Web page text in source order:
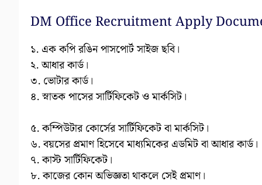
DM Office Recruitment Apply
১. এক কপি রঙিন পাসপোর্ট সাইজ ছবি।
২. আধার কার্ড।
৩. ভোটার কার্ড।
৪. স্নাতক পাসের সার্টিফিকেট ও মার্কসিট।
৫. কম্পিউটার কোর্সের সার্টিফিকেট বা মার্কসিট।
৬. বয়সের প্রমাণ হিসেবে মাধ্যমিকের এডমিট বা আধার কার্ড।
৭. কাস্ট সার্টিফিকেট।
৮. কাজের কোন অভিজ্ঞতা থাকলে সেই প্রমাণ।